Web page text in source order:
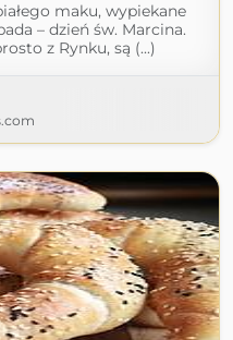
maku, wypiekane
– dzień św. Marcina.
z Rynku, są (...)